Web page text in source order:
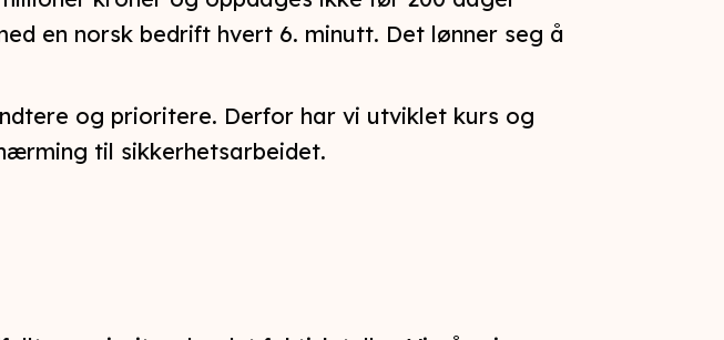
en norsk bedrift hvert 6. minutt. Det lønner seg å
og prioritere. Derfor har vi utviklet kurs og
til sikkerhetsarbeidet.